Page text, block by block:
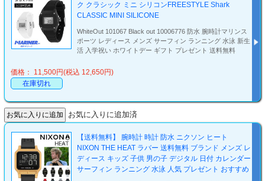
ク クラシック ミニ シリコンFREESTYLE Shark
CLASSIC MINI SILICONE
WhiteOut 101067 Black out 10006776 防水 腕時計マリンス
ポーツ レディース メンズ サーフィン ランニング 水泳 新生
活 入学祝い ホワイトデー ギフト プレゼント 送料無料
価格： 11,500円(税込 12,650円)
在庫切れ
お気に入りに追加済
【送料無料】 腕時計 時計 防水 ニクソン ヒート
NIXON THE HEAT ラバー 送料無料 ブランド メンズ レ
ディース キッズ 子供 男の子 デジタル 日付 カレンダー
サーフィン ランニング 水泳 人気 プレゼント おすすめ